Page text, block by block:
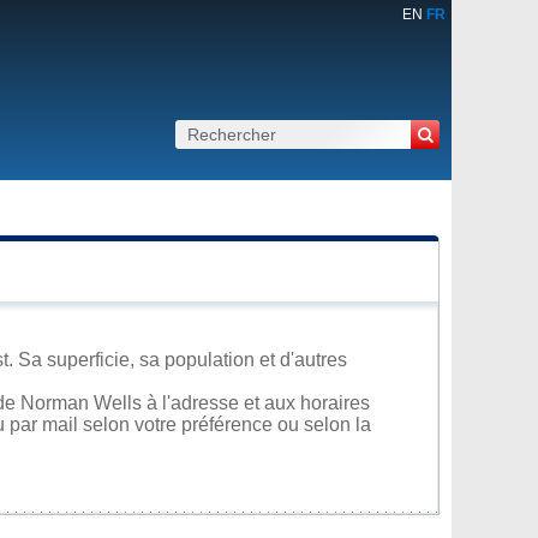
EN FR
Sa superficie, sa population et d'autres
Norman Wells à l'adresse et aux horaires
mail selon votre préférence ou selon la